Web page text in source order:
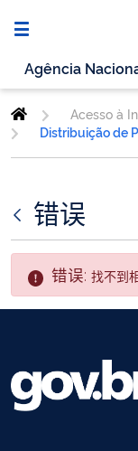
Agência
Acesso à
Distribuição de
错误
错误: 找不到